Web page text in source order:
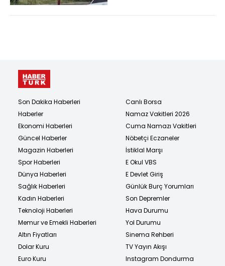
Son Dakika Haberleri
Haberler
Ekonomi Haberleri
Güncel Haberler
Magazin Haberleri
Spor Haberleri
Dünya Haberleri
Sağlık Haberleri
Kadın Haberleri
Teknoloji Haberleri
Memur ve Emekli Haberleri
Altın Fiyatları
Dolar Kuru
Euro Kuru
Canlı Borsa
Namaz Vakitleri 2026
Cuma Namazı Vakitleri
Nöbetçi Eczaneler
İstiklal Marşı
E Okul VBS
E Devlet Giriş
Günlük Burç Yorumları
Son Depremler
Hava Durumu
Yol Durumu
Sinema Rehberi
TV Yayın Akışı
Instagram Dondurma